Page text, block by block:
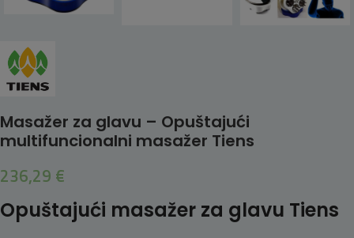
Masažer za glavu – Opuštajući
multifuncionalni masažer Tiens
236,29 €
Opuštajući masažer za glavu Tiens